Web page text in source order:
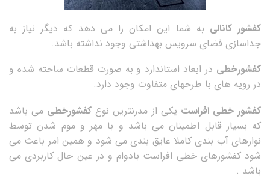
کفشور کانالی به شما این امکان را می دهد که دیگر نیاز به
جداسازی فضای سرویس بهداشتی وجود نداشته باشد.
کفشورخطی در ابعاد استاندارد و به صورت قطعات ساخته شده و
در رویه های با طرحهای متفاوت وجود دارد.
کفشور خطی افراست یکی از مدرنترین نوع کفشورخطی می باشد
که بسیار قابل اطمینان می باشد و با مهر و موم شدن توسط
نوارهای آب بندی کاملا عایق بندی می شود و همین امر باعث می
شود کفشورهای خطی افراست بادوام و در عین حال کاربردی می
باشد .